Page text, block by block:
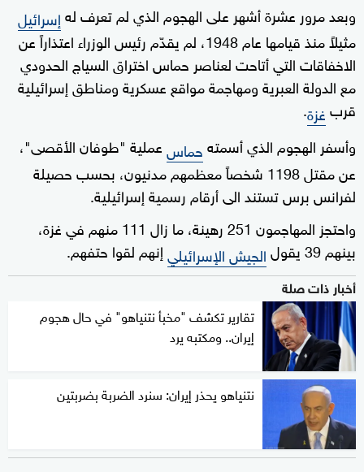
وبعد مرور عشرة أشهر على الهجوم الذي لم تعرف لهإسرائيل
مثيلاً منذ قيامها عام 1948، لم يقدّم رئيس الوزراء اعتذاراً عن
الاخفاقات التي أتاحت لعناصر حماس اختراق السياج الحدودي
مع الدولة العبرية ومهاجمة مواقع عسكرية ومناطق إسرائيلية
قربغزة.
وأسفر الهجوم الذي أسمتهحماسعملية "طوفان الأقصى"،
عن مقتل 1198 شخصاً معظمهم مدنيون، بحسب حصيلة
لفرانس برس تستند الى أرقام رسمية إسرائيلية.
واحتجز المهاجمون 251 رهينة، ما زال 111 منهم في غزة،
بينهم 39 يقول
الجيش الإسرائيليإنهم لقوا حتفهم.
أخبار ذات صلة
تقارير تكشف "مخبأ نتنياهو" في حال هجوم
إيران.. ومكتبه يرد
نتنياهو يحذر إيران: سنرد الضربة بضربتين